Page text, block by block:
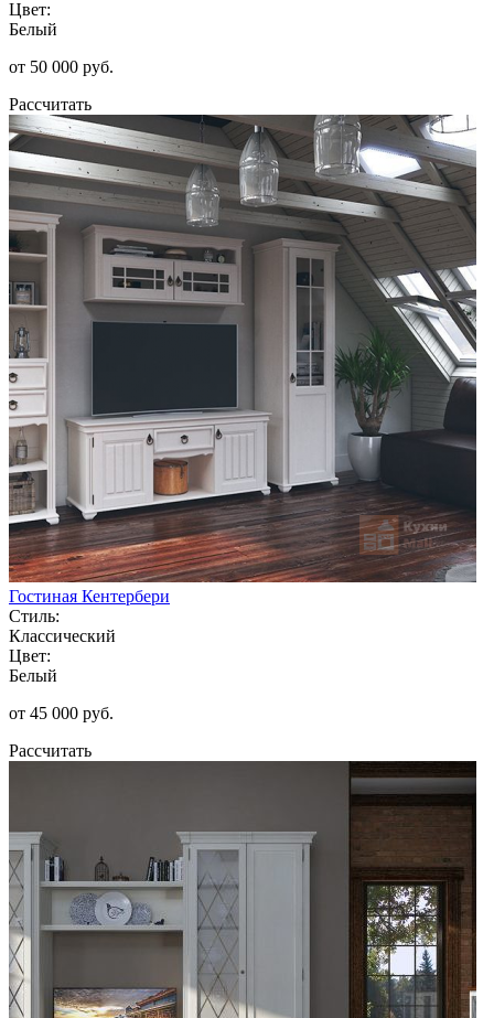
Цвет:
Белый
от 50 000 руб.
Рассчитать
Гостиная Кентербери
Стиль:
Классический
Цвет:
Белый
от 45 000 руб.
Рассчитать